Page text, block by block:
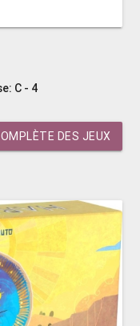
C - 4
DES JEUX